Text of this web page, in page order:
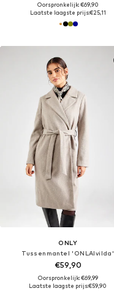
Oorspronkelijk: €69,90
Laatste laagste prijs:€25,11
ONLY
Tussenmantel 'ONLAlvilda'
€59,90
Oorspronkelijk: €69,99
Laatste laagste prijs:€59,90